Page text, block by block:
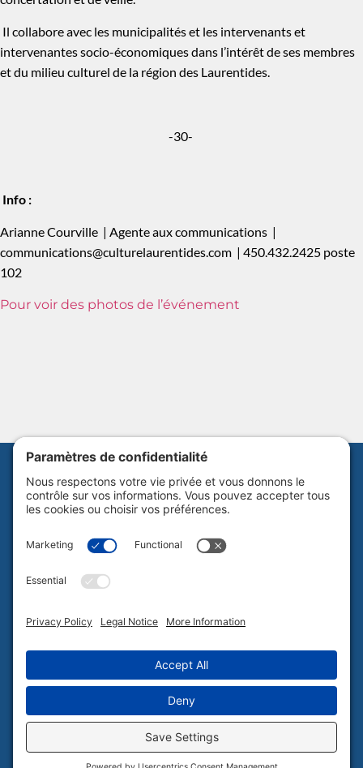
Il collabore avec les municipalités et les intervenants et
intervenantes socio-économiques dans l’intérêt de ses membres
et du milieu culturel de la région des Laurentides.
-30-
Info :
Arianne Courville | Agente aux communications |
communications@culturelaurentides.com | 450.432.2425 poste
102
Pour voir des photos de l’événement
Abonnez-vous à notre infolettre
Politique de confidentialité
Plan du site
Tous droits réservés Culture Laurentides © 2026